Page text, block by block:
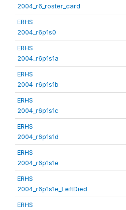
2004_r6_roster_card
ERHS
2004_r6p1s0
ERHS
2004_r6p1s1a
ERHS
2004_r6p1s1b
ERHS
2004_r6p1s1c
ERHS
2004_r6p1s1d
ERHS
2004_r6p1s1e
ERHS
2004_r6p1s1e_LeftDied
ERHS